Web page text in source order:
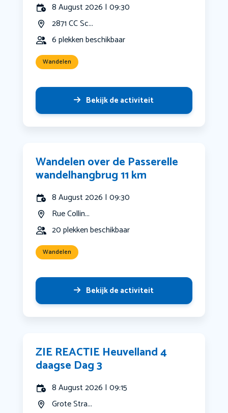
8 August 2026 | 09:30
2871 CC Sc...
6 plekken beschikbaar
Wandelen
Bekijk de activiteit
Wandelen over de Passerelle
wandelhangbrug 11 km
8 August 2026 | 09:30
Rue Collin...
20 plekken beschikbaar
Wandelen
Bekijk de activiteit
ZIE REACTIE Heuvelland 4
daagse Dag 3
8 August 2026 | 09:15
Grote Stra...